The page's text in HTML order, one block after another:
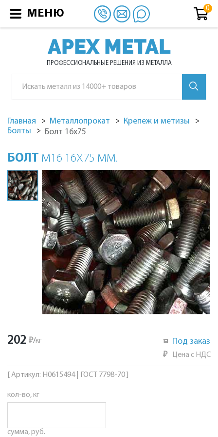
APEX METAL
ПРОФЕССИОНАЛЬНЫЕ РЕШЕНИЯ ИЗ МЕТАЛЛА
Главная Металлопрокат
Крепеж и метизы
Болты
Болт 16х75
БОЛТ М16 16Х75 ММ.
202 ₽/кг Под заказ
₽ Цена с НДС
[ Артикул: Н0615494 | ГОСТ 7798-70 ]
кол-во, кг
сумма, руб.
МЕНЮ